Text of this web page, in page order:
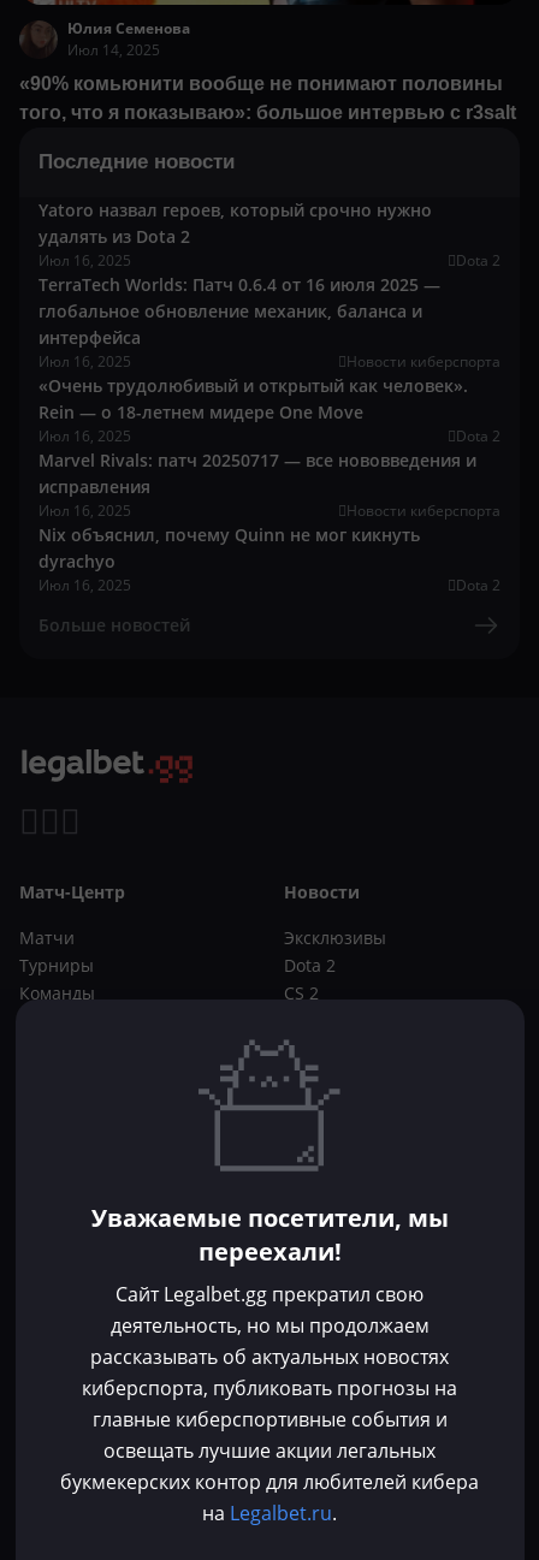
Юлия Семенова
Июл 14, 2025
«90% комьюнити вообще не понимают половины
того, что я показываю»: большое интервью с r3salt
Последние новости
Yatoro назвал героев, который срочно нужно
удалять из Dota 2
Июл 16, 2025 Dota 2
TerraTech Worlds: Патч 0.6.4 от 16 июля 2025 —
глобальное обновление механик, баланса и
интерфейса
Июл 16, 2025 Новости киберспорта
«Очень трудолюбивый и открытый как человек».
Rein — о 18-летнем мидере One Move
Июл 16, 2025 Dota 2
Marvel Rivals: патч 20250717 — все нововведения и
исправления
Июл 16, 2025 Новости киберспорта
Nix объяснил, почему Quinn не мог кикнуть
dyrachyo
Июл 16, 2025 Dota 2
Больше новостей
Матч-Центр
Матчи
Турниры
Команды
Новости
Эксклюзивы
Dota 2
CS 2
Букмекеры
CS 2
Фрибеты
Без депозита
Контакты
Пользовательское соглашение
Политика конфиденциальности
Политика в отношении файлов cookie
Согласие на обработку персональных данных
Зарегистрировано Федеральной службой по надзору в сфере связи,
Уважаемые посетители, мы
переехали!
Сайт Legalbet.gg прекратил свою
деятельность, но мы продолжаем
рассказывать об актуальных новостях
киберспорта, публиковать прогнозы на
главные киберспортивные события и
освещать лучшие акции легальных
букмекерских контор для любителей кибера
на Legalbet.ru.